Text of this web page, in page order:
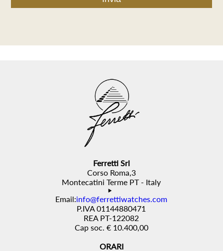
Ferretti Srl
Corso Roma,3
Montecatini Terme PT - Italy
Email:info@ferrettiwatches.com
P.IVA 01144880471
REA PT-122082
Cap soc. € 10.400,00
ORARI